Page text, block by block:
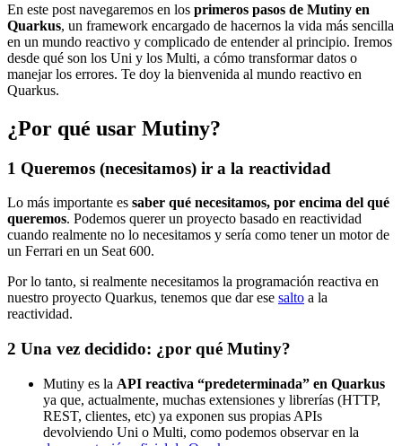
En este post navegaremos en los primeros pasos de Mutiny en
Quarkus, un framework encargado de hacernos la vida más sencilla
en un mundo reactivo y complicado de entender al principio. Iremos
desde qué son los Uni y los Multi, a cómo transformar datos o
manejar los errores. Te doy la bienvenida al mundo reactivo en
Quarkus.
¿Por qué usar Mutiny?
1 Queremos (necesitamos) ir a la reactividad
Lo más importante es saber qué necesitamos, por encima del qué
queremos. Podemos querer un proyecto basado en reactividad
cuando realmente no lo necesitamos y sería como tener un motor de
un Ferrari en un Seat 600.
Por lo tanto, si realmente necesitamos la programación reactiva en
nuestro proyecto Quarkus, tenemos que dar ese salto a la
reactividad.
2 Una vez decidido: ¿por qué Mutiny?
Mutiny es la API reactiva “predeterminada” en Quarkus
ya que, actualmente, muchas extensiones y librerías (HTTP,
REST, clientes, etc) ya exponen sus propias APIs
devolviendo Uni o Multi, como podemos observar en la